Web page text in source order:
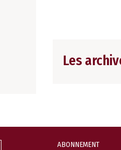
Les
ABONNEMENT